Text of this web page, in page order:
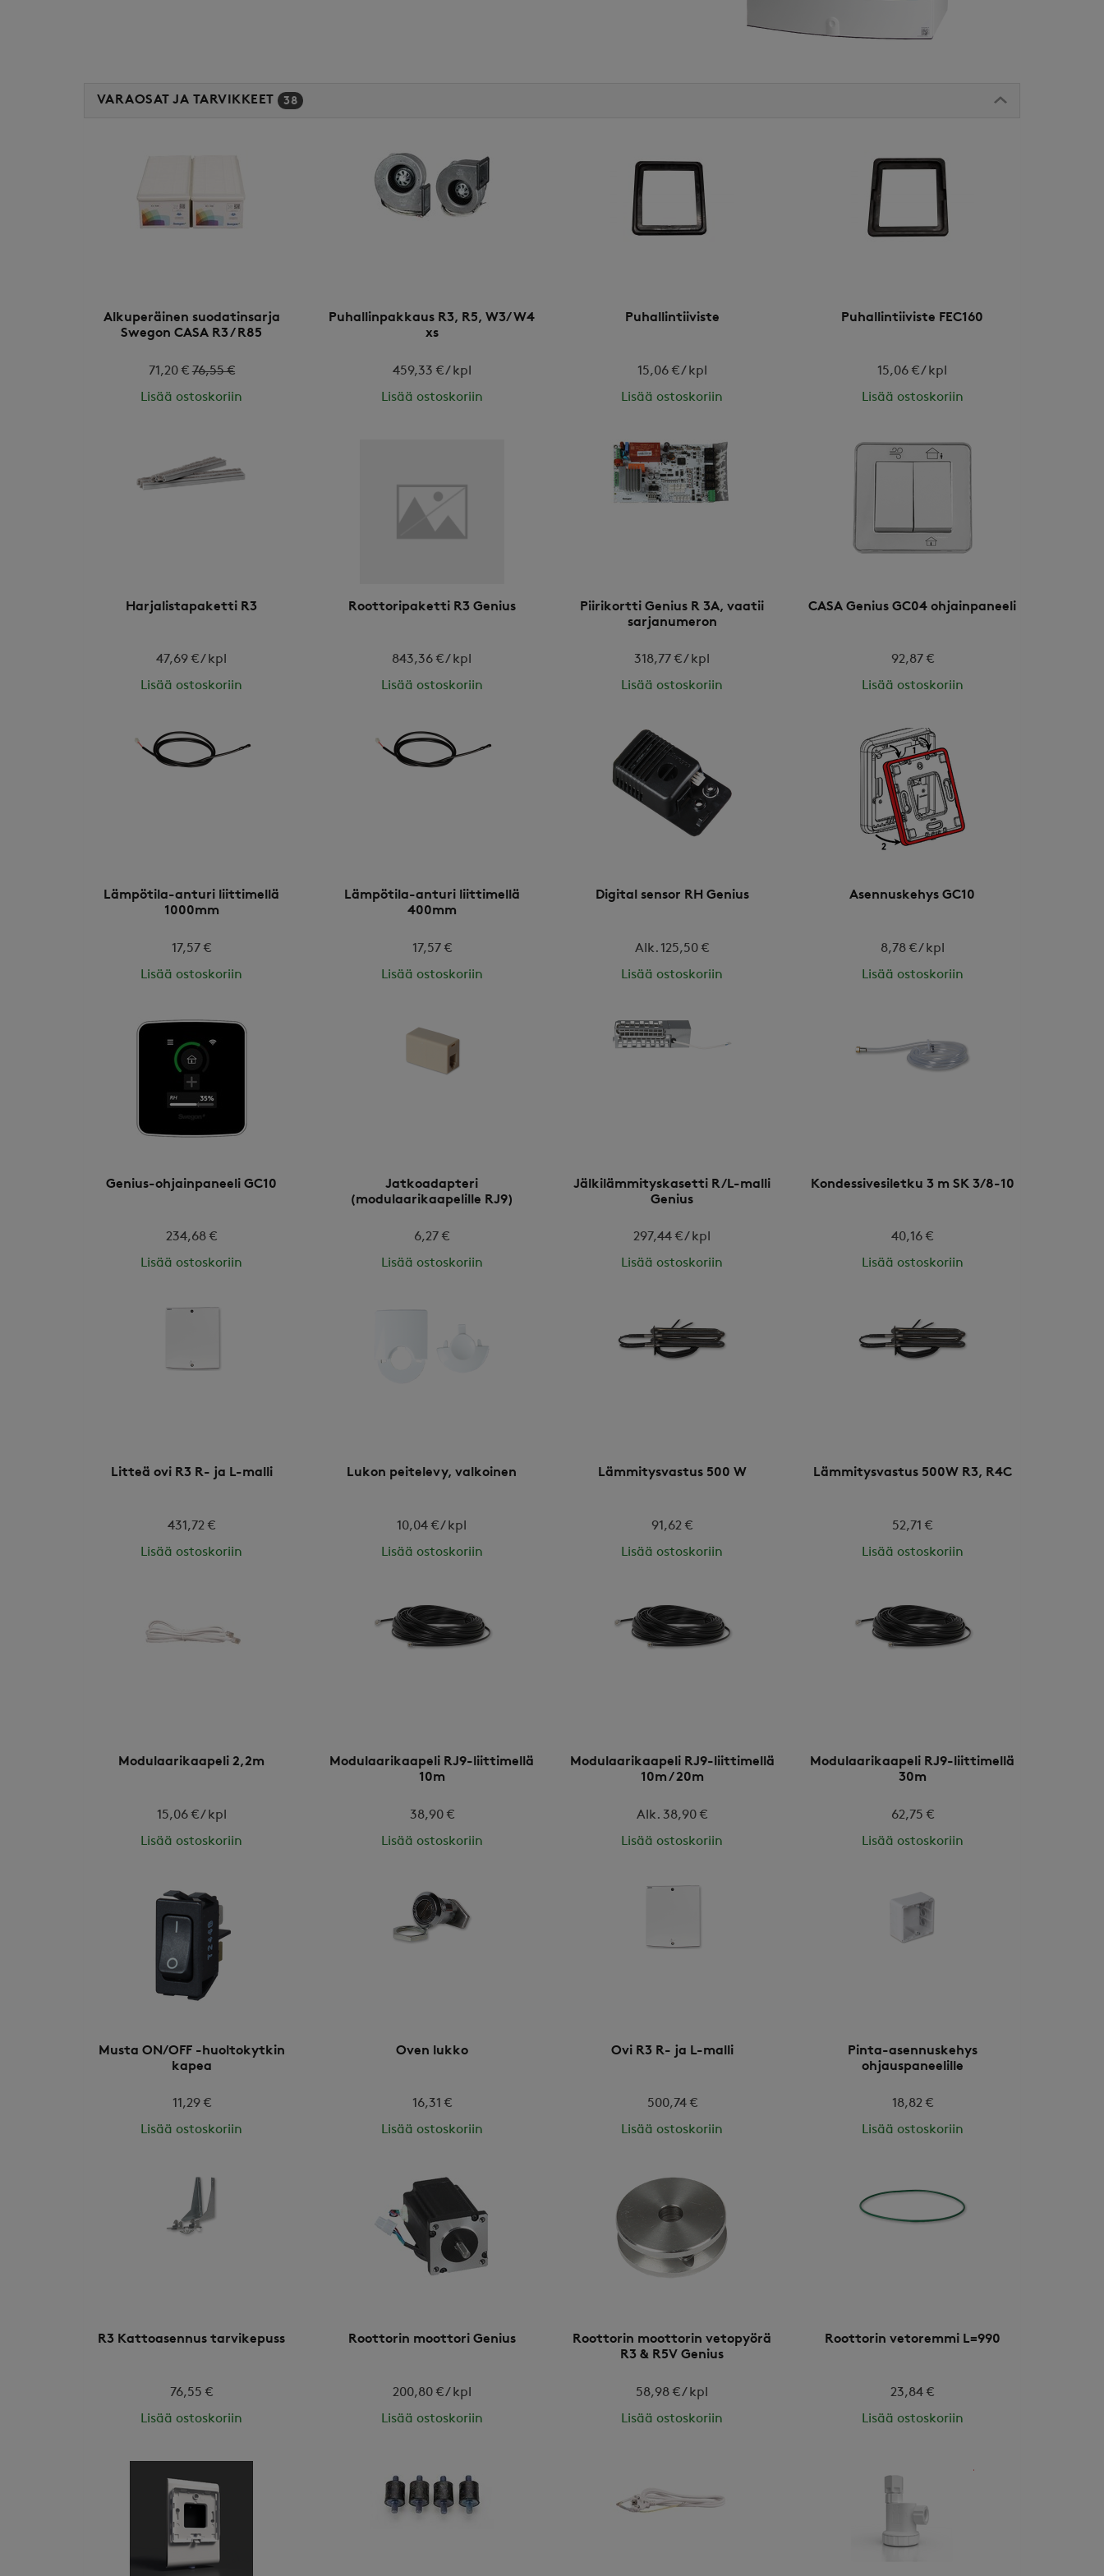
VARAOSAT JA TARVIKKEET 38
Alkuperäinen suodatinsarja
Swegon CASA R3 / R85
71,20 € 76,55 €
Lisää ostoskoriin
Puhallinpakkaus R3, R5, W3/W4
xs
459,33 € / kpl
Lisää ostoskoriin
Puhallintiiviste
15,06 € / kpl
Lisää ostoskoriin
Puhallintiiviste FEC160
15,06 € / kpl
Lisää ostoskoriin
Harjalistapaketti R3
47,69 € / kpl
Lisää ostoskoriin
Roottoripaketti R3 Genius
843,36 € / kpl
Lisää ostoskoriin
Piirikortti Genius R 3A, vaatii
sarjanumeron
318,77 € / kpl
Lisää ostoskoriin
CASA Genius GC04 ohjainpaneeli
92,87 €
Lisää ostoskoriin
Lämpötila-anturi liittimellä
1000mm
17,57 €
Lisää ostoskoriin
Lämpötila-anturi liittimellä
400mm
17,57 €
Lisää ostoskoriin
Digital sensor RH Genius
Alk. 125,50 €
Lisää ostoskoriin
Asennuskehys GC10
8,78 € / kpl
Lisää ostoskoriin
Genius-ohjainpaneeli GC10
234,68 €
Lisää ostoskoriin
Jatkoadapteri
(modulaarikaapelille RJ9)
6,27 €
Lisää ostoskoriin
Jälkilämmityskasetti R/L-malli
Genius
297,44 € / kpl
Lisää ostoskoriin
Kondessivesiletku 3 m SK 3/8-10
40,16 €
Lisää ostoskoriin
Litteä ovi R3 R- ja L-malli
431,72 €
Lisää ostoskoriin
Lukon peitelevy, valkoinen
10,04 € / kpl
Lisää ostoskoriin
Lämmitysvastus 500 W
91,62 €
Lisää ostoskoriin
Lämmitysvastus 500W R3, R4C
52,71 €
Lisää ostoskoriin
Modulaarikaapeli 2,2m
15,06 € / kpl
Lisää ostoskoriin
Modulaarikaapeli RJ9-liittimellä
10m
38,90 €
Lisää ostoskoriin
Modulaarikaapeli RJ9-liittimellä
10m / 20m
Alk. 38,90 €
Lisää ostoskoriin
Modulaarikaapeli RJ9-liittimellä
30m
62,75 €
Lisää ostoskoriin
Musta ON/OFF -huoltokytkin
kapea
11,29 €
Lisää ostoskoriin
Oven lukko
16,31 €
Lisää ostoskoriin
Ovi R3 R- ja L-malli
500,74 €
Lisää ostoskoriin
Pinta-asennuskehys
ohjauspaneelille
18,82 €
Lisää ostoskoriin
R3 Kattoasennus tarvikepuss
76,55 €
Lisää ostoskoriin
Roottorin moottori Genius
200,80 € / kpl
Lisää ostoskoriin
Roottorin moottorin vetopyörä
R3 & R5V Genius
58,98 € / kpl
Lisää ostoskoriin
Roottorin vetoremmi L=990
23,84 €
Lisää ostoskoriin